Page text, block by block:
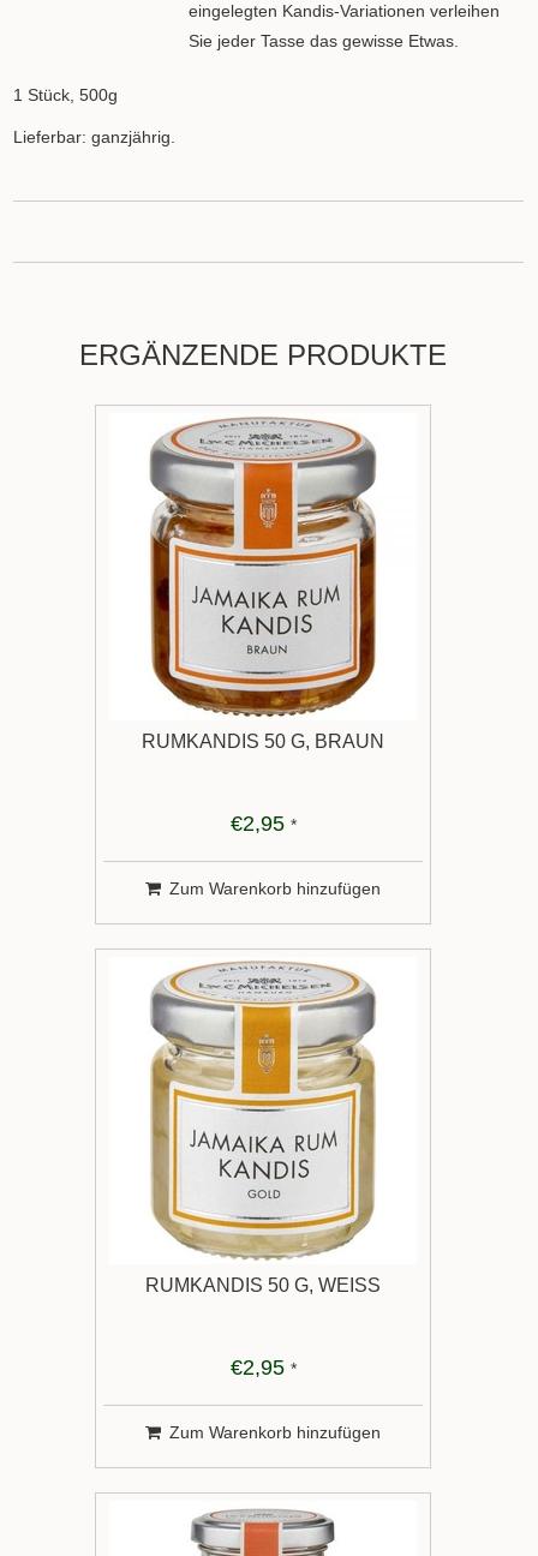
eingelegten Kandis-Variationen verleihen
Sie jeder Tasse das gewisse Etwas.
1 Stück, 500g
Lieferbar: ganzjährig.
ERGÄNZENDE PRODUKTE
RUMKANDIS 50 G, BRAUN
€2,95 *
Zum Warenkorb hinzufügen
RUMKANDIS 50 G, WEISS
€2,95 *
Zum Warenkorb hinzufügen